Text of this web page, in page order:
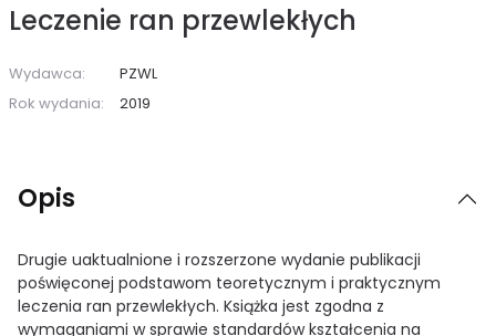
Leczenie ran przewlekłych
Wydawca:
PZWL
Rok wydania:
2019
Opis
Drugie uaktualnione i rozszerzone wydanie publikacji
poświęconej podstawom teoretycznym i praktycznym
leczenia ran przewlekłych. Książka jest zgodna z
wymaganiami w sprawie standardów kształcenia na